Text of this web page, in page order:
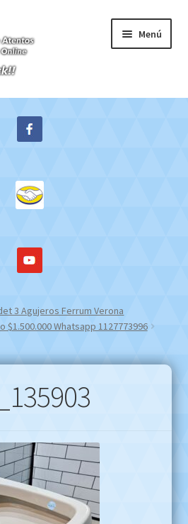
Menú
3 Agujeros Ferrum Verona
Whatsapp 1127773996